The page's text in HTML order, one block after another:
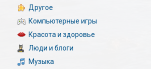
Другое
Компьютерные игры
Красота и здоровье
Люди и блоги
Музыка